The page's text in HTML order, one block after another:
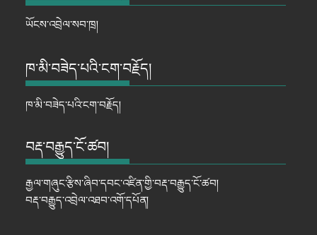
ཡོངས་འབྲེལ་སབ་ཁྲ།
ཁ་མི་བཟེད་པའི་ངག་བརྗོད།
ཁ་མི་བཟེད་པའི་ངག་བརྗོད།
བརྡ་བརྒྱུད་ངོ་ཚབ།
རྒྱལ་གཞུང་རྩིས་ཞིབ་དབང་འཛིན་གྱི་བརྡ་བརྒྱུད་ངོ་ཚབ།
བརྡ་བརྒྱུད་འབྲེལ་འཐབ་འགོ་དཔོན།